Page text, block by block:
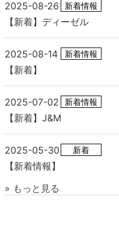
2025-08-26 新着情報
【新着】ディーゼル
2025-08-14 新着情報
【新着】
2025-07-02 新着情報
【新着】J&M
2025-05-30 新着
【新着情報】
» もっと見る